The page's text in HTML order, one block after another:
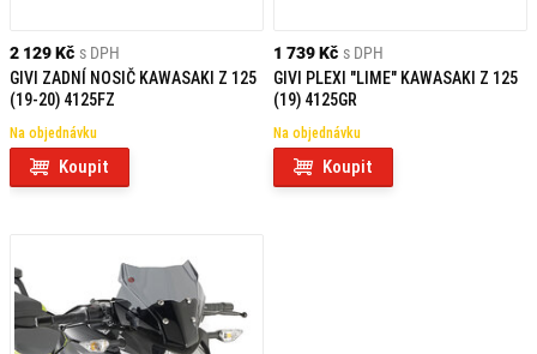
2 129 Kč s DPH
GIVI ZADNÍ NOSIČ KAWASAKI Z 125
(19-20) 4125FZ
Na objednávku
Koupit
1 739 Kč s DPH
GIVI PLEXI "LIME" KAWASAKI Z 125
(19) 4125GR
Na objednávku
Koupit